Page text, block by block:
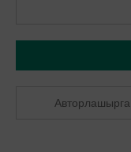
Авторлашырга